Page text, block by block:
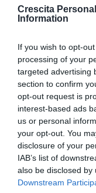
Crescita
Information
If you wish to opt-
processing of your
targeted advertising
section to confirm
opt-out request is
interest-based ads
us or personal
your opt-out. You
disclosure of your
IAB’s list of
also be disclosed
Downstream
Le terapie
sciogliere quel
disagio. La
non ha l'energia
necessarie per
strada
immediata e la
l'unica. Vero è,
intervento
perché c'è